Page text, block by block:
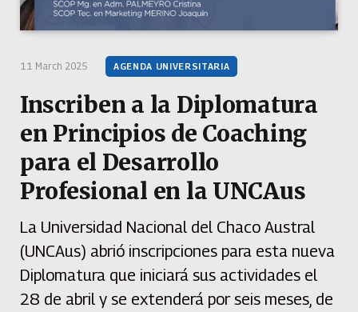
11 March 2025 AGENDA UNIVERSITARIA
Inscriben a la Diplomatura
en Principios de Coaching
para el Desarrollo
Profesional en la UNCAus
La Universidad Nacional del Chaco Austral
(UNCAus) abrió inscripciones para esta nueva
Diplomatura que iniciará sus actividades el
28 de abril y se extenderá por seis meses, de